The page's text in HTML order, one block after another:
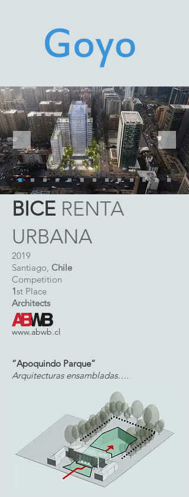
BICE RENTA
URBANA
2019
Santiago, Chile
Competition
1st Place
Architects
www.abwb.cl
“Apoquindo Parque”
Arquitecturas ensambladas….